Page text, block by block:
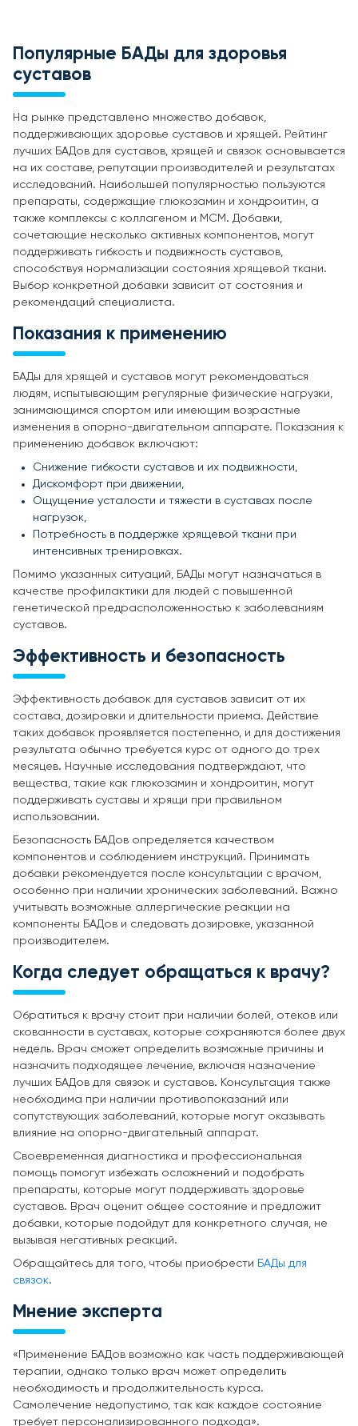
Популярные БАДы для здоровья
суставов
На рынке представлено множество добавок,
поддерживающих здоровье суставов и хрящей. Рейтинг
лучших БАДов для суставов, хрящей и связок основывается
на их составе, репутации производителей и результатах
исследований. Наибольшей популярностью пользуются
препараты, содержащие глюкозамин и хондроитин, а
также комплексы с коллагеном и МСМ. Добавки,
сочетающие несколько активных компонентов, могут
поддерживать гибкость и подвижность суставов,
способствуя нормализации состояния хрящевой ткани.
Выбор конкретной добавки зависит от состояния и
рекомендаций специалиста.
Показания к применению
БАДы для хрящей и суставов могут рекомендоваться
людям, испытывающим регулярные физические нагрузки,
занимающимся спортом или имеющим возрастные
изменения в опорно-двигательном аппарате. Показания к
применению добавок включают:
Снижение гибкости суставов и их подвижности,
Дискомфорт при движении,
Ощущение усталости и тяжести в суставах после
нагрузок,
Потребность в поддержке хрящевой ткани при
интенсивных тренировках.
Помимо указанных ситуаций, БАДы могут назначаться в
качестве профилактики для людей с повышенной
генетической предрасположенностью к заболеваниям
суставов.
Эффективность и безопасность
Эффективность добавок для суставов зависит от их
состава, дозировки и длительности приема. Действие
таких добавок проявляется постепенно, и для достижения
результата обычно требуется курс от одного до трех
месяцев. Научные исследования подтверждают, что
вещества, такие как глюкозамин и хондроитин, могут
поддерживать суставы и хрящи при правильном
использовании.
Безопасность БАДов определяется качеством
компонентов и соблюдением инструкций. Принимать
добавки рекомендуется после консультации с врачом,
особенно при наличии хронических заболеваний. Важно
учитывать возможные аллергические реакции на
компоненты БАДов и следовать дозировке, указанной
производителем.
Когда следует обращаться к врачу?
Обратиться к врачу стоит при наличии болей, отеков или
скованности в суставах, которые сохраняются более двух
недель. Врач сможет определить возможные причины и
назначить подходящее лечение, включая назначение
лучших БАДов для связок и суставов. Консультация также
необходима при наличии противопоказаний или
сопутствующих заболеваний, которые могут оказывать
влияние на опорно-двигательный аппарат.
Своевременная диагностика и профессиональная
помощь помогут избежать осложнений и подобрать
препараты, которые могут поддерживать здоровье
суставов. Врач оценит общее состояние и предложит
добавки, которые подойдут для конкретного случая, не
вызывая негативных реакций.
Обращайтесь для того, чтобы приобрести БАДы для
связок.
Мнение эксперта
«Применение БАДов возможно как часть поддерживающей
терапии, однако только врач может определить
необходимость и продолжительность курса.
Самолечение недопустимо, так как каждое состояние
требует персонализированного подхода».